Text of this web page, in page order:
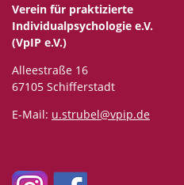
Verein für praktizierte
Individualpsychologie e.V.
(VpIP e.V.)
Alleestraße 16
67105 Schifferstadt
E-Mail: u.strubel@vpip.de